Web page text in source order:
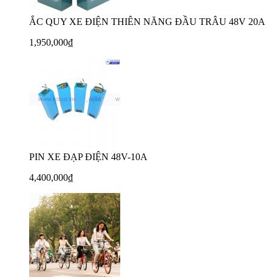
ẮC QUY XE ĐIỆN THIÊN NĂNG ĐẦU TRÂU 48V 20A
1,950,000₫
PIN XE ĐẠP ĐIỆN 48V-10A
4,400,000₫